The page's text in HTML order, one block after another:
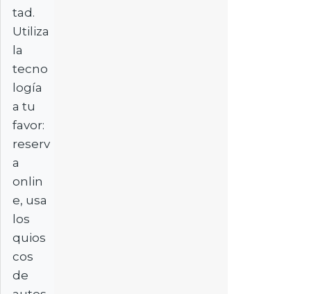
tad.
Utiliza
la
tecno
logía
a tu
favor:
reserv
a
onlin
e, usa
los
quios
cos
de